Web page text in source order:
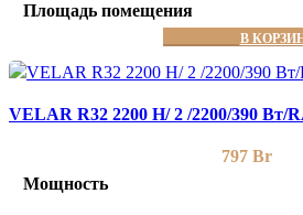
Площадь помещения
В
VELAR R32 2200 H/ 2 /2200/390 Вт/
797 Br
Мощность